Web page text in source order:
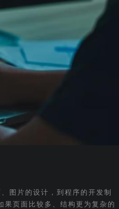
图片的设计，到程序的开发制
果页面比较多、结构更为复杂的